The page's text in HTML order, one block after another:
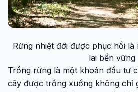
Rừng nhiệt đới được phục hồi
lai bền vững
Trồng rừng là một khoản đầu tư
cây được trồng xuống không chỉ